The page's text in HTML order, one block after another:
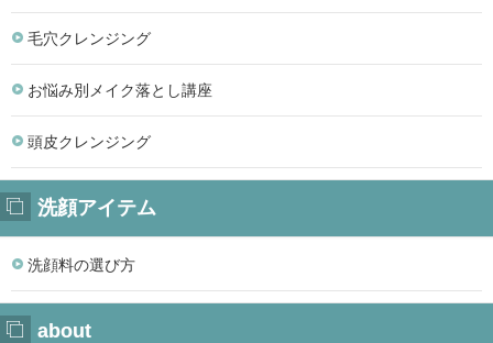
毛穴クレンジング
お悩み別メイク落とし講座
頭皮クレンジング
洗顔アイテム
洗顔料の選び方
about